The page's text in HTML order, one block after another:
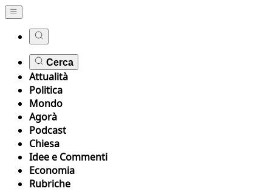
Cerca
Attualità
Politica
Mondo
Agorà
Podcast
Chiesa
Idee e Commenti
Economia
Rubriche